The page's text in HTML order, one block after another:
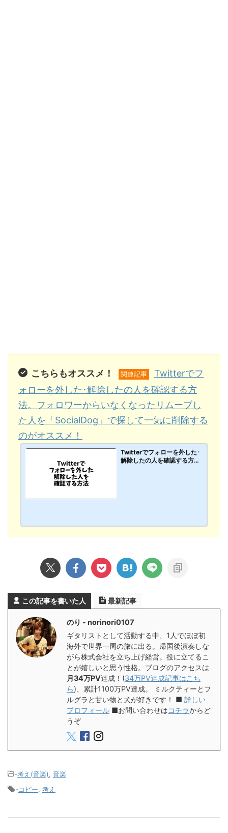
こちらもオススメ！ 関連記事
Twitterでフ
ォローを外した･解除したの人を確認する方
法。フォロワーからいなくなったリムーブし
た人を「SocialDog」で探して一気に削除する
のがオススメ！
Twitterでフォローを外した･
解除したの人を確認する方
この記事を書いた人 最新記事
のり - norinori0107
ギタリストとして活動する中、1人でほぼ初
海外で世界一周の旅に出る。帰国後演奏しな
がら株式会社を立ち上げ経営。役に立てるこ
とが嬉しいと思う性格。ブログのアクセスは
月34万PV達成！(34万PV達成記事はこち
ら)、累計1100万PV達成。 ミルクティーとフ
ルグラと甘い物と犬が好きです！ ■ 詳しい
プロフィール ■お問い合わせはコチラからど
うぞ
-考え(音楽) 音楽
-コピー 考え